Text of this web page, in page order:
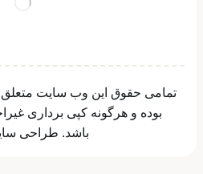
تمامی حقوق این وب سایت متعلق
بوده و هرگونه کپی برداری
باشد. طراحی